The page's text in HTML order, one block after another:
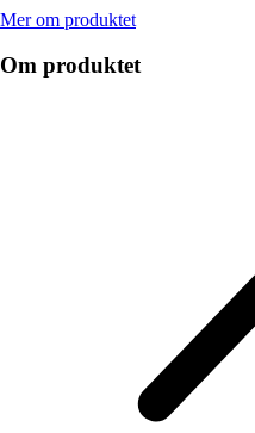
Mer om produktet
Om produktet